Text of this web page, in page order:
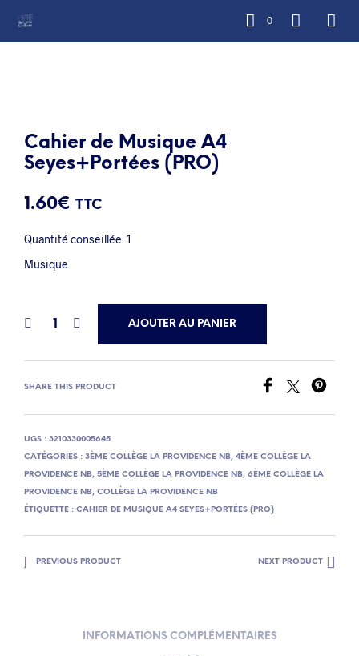
0
Cahier de Musique A4
Seyes+Portées (PRO)
1.60€ TTC
Quantité conseillée: 1
Musique
AJOUTER AU PANIER
SHARE THIS PRODUCT
UGS : 3210330005645
CATÉGORIES : 3ÈME COLLÈGE LA PROVIDENCE NB, 4ÈME COLLÈGE LA
PROVIDENCE NB, 5ÈME COLLÈGE LA PROVIDENCE NB, 6ÈME COLLÈGE LA
PROVIDENCE NB, COLLÈGE LA PROVIDENCE NB
ÉTIQUETTE : CAHIER DE MUSIQUE A4 SEYES+PORTÉES (PRO)
PREVIOUS PRODUCT NEXT PRODUCT
INFORMATIONS COMPLÉMENTAIRES